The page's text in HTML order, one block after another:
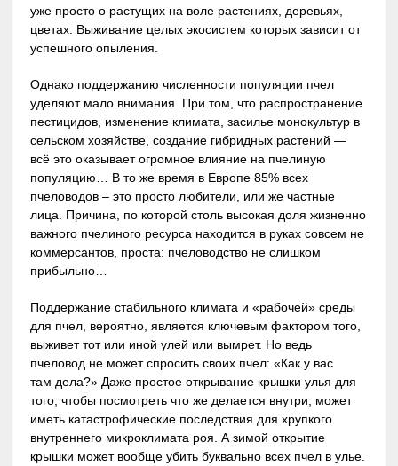
уже просто о растущих на воле растениях, деревьях,
цветах. Выживание целых экосистем которых зависит от
успешного опыления.
Однако поддержанию численности популяции пчел
уделяют мало внимания. При том, что распространение
пестицидов, изменение климата, засилье монокультур в
сельском хозяйстве, создание гибридных растений —
всё это оказывает огромное влияние на пчелиную
популяцию… В то же время в Европе 85% всех
пчеловодов – это просто любители, или же частные
лица. Причина, по которой столь высокая доля жизненно
важного пчелиного ресурса находится в руках совсем не
коммерсантов, проста: пчеловодство не слишком
прибыльно…
Поддержание стабильного климата и «рабочей» среды
для пчел, вероятно, является ключевым фактором того,
выживет тот или иной улей или вымрет. Но ведь
пчеловод не может спросить своих пчел: «Как у вас
там дела?» Даже простое открывание крышки улья для
того, чтобы посмотреть что же делается внутри, может
иметь катастрофические последствия для хрупкого
внутреннего микроклимата роя. А зимой открытие
крышки может вообще убить буквально всех пчел в улье.